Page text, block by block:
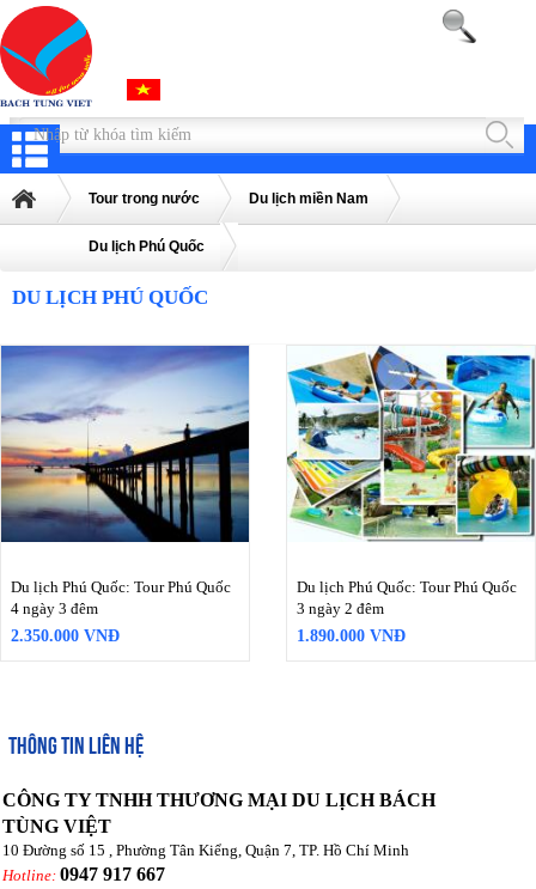
Tour trong nước Du lịch miền Nam
Du lịch Phú Quốc
DU LỊCH PHÚ QUỐC
Du lịch Phú Quốc: Tour Phú Quốc
4 ngày 3 đêm
2.350.000 VNĐ
Du lịch Phú Quốc: Tour Phú Quốc
3 ngày 2 đêm
1.890.000 VNĐ
THÔNG TIN LIÊN HỆ
CÔNG TY TNHH THƯƠNG MẠI DU LỊCH BÁCH
TÙNG VIỆT
10 Đường số 15 , Phường Tân Kiểng, Quận 7, TP. Hồ Chí Minh
Hotline:0947 917 667